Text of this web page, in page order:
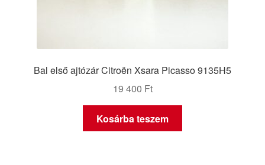
Bal első ajtózár Citroën Xsara Picasso 9135H5
19 400 Ft
Kosárba teszem